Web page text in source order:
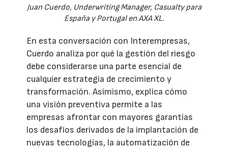
Juan Cuerdo, Underwriting Manager, Casualty para
España y Portugal en AXA XL.
En esta conversación con Interempresas,
Cuerdo analiza por qué la gestión del riesgo
debe considerarse una parte esencial de
cualquier estrategia de crecimiento y
transformación. Asimismo, explica cómo
una visión preventiva permite a las
empresas afrontar con mayores garantías
los desafíos derivados de la implantación de
nuevas tecnologías, la automatización de